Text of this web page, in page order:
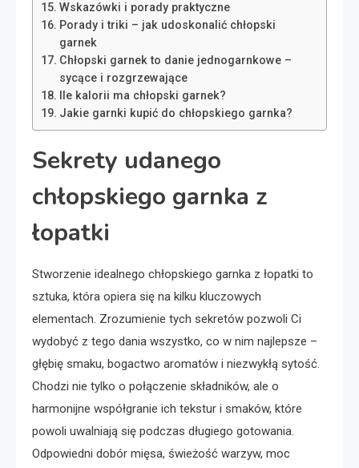
Wskazówki i porady praktyczne
Porady i triki – jak udoskonalić chłopski
garnek
Chłopski garnek to danie jednogarnkowe –
sycące i rozgrzewające
Ile kalorii ma chłopski garnek?
Jakie garnki kupić do chłopskiego garnka?
Sekrety udanego
chłopskiego garnka z
łopatki
Stworzenie idealnego chłopskiego garnka z łopatki to
sztuka, która opiera się na kilku kluczowych
elementach. Zrozumienie tych sekretów pozwoli Ci
wydobyć z tego dania wszystko, co w nim najlepsze –
głębię smaku, bogactwo aromatów i niezwykłą sytość.
Chodzi nie tylko o połączenie składników, ale o
harmonijne współgranie ich tekstur i smaków, które
powoli uwalniają się podczas długiego gotowania.
Odpowiedni dobór mięsa, świeżość warzyw, moc